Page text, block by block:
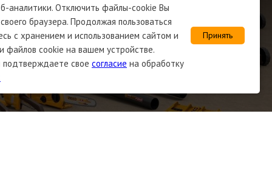
аналитики. Отключить файлы-cookie Вы
браузера. Продолжая пользоваться
с хранением и использованием сайтом и
файлов cookie на вашем устройстве.
подтверждаете свое согласие на обработку
Принять